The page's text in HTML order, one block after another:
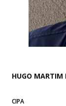
HUGO MARTIM
CIPA